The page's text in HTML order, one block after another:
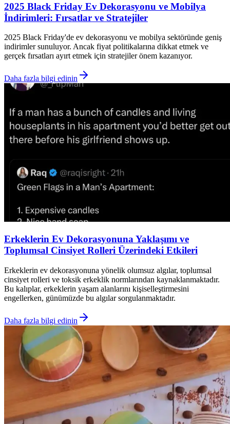
2025 Black Friday Ev Dekorasyonu ve Mobilya
İndirimleri: Fırsatlar ve Stratejiler
2025 Black Friday'de ev dekorasyonu ve mobilya sektöründe geniş
indirimler sunuluyor. Ancak fiyat politikalarına dikkat etmek ve
gerçek fırsatları ayırt etmek için stratejiler önem kazanıyor.
Daha fazla bilgi edinin
Erkeklerin Ev Dekorasyonuna Yaklaşımı ve
Toplumsal Cinsiyet Rolleri Üzerindeki Etkileri
Erkeklerin ev dekorasyonuna yönelik olumsuz algılar, toplumsal
cinsiyet rolleri ve toksik erkeklik normlarından kaynaklanmaktadır.
Bu kalıplar, erkeklerin yaşam alanlarını kişiselleştirmesini
engellerken, günümüzde bu algılar sorgulanmaktadır.
Daha fazla bilgi edinin